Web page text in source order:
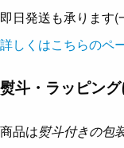
即日発送も承ります(
詳しくはこちらのペ
熨斗・ラッピン
商品は熨斗付きの包